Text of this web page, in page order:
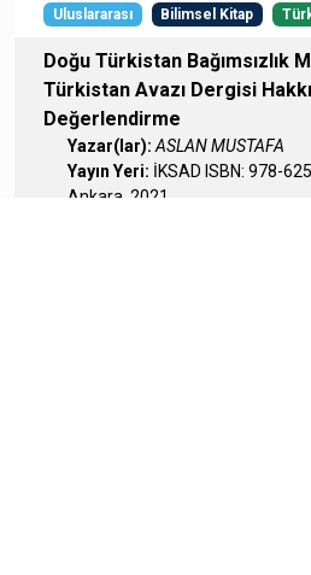
Uluslararası Bilimsel Kitap
Doğu Türkistan Bağımsızlık
Türkistan Avazı Dergisi
Değerlendirme
Yazar(lar): ASLAN MUSTAFA
Yayın Yeri: İKSAD ISBN: 978-
Ankara, 2021